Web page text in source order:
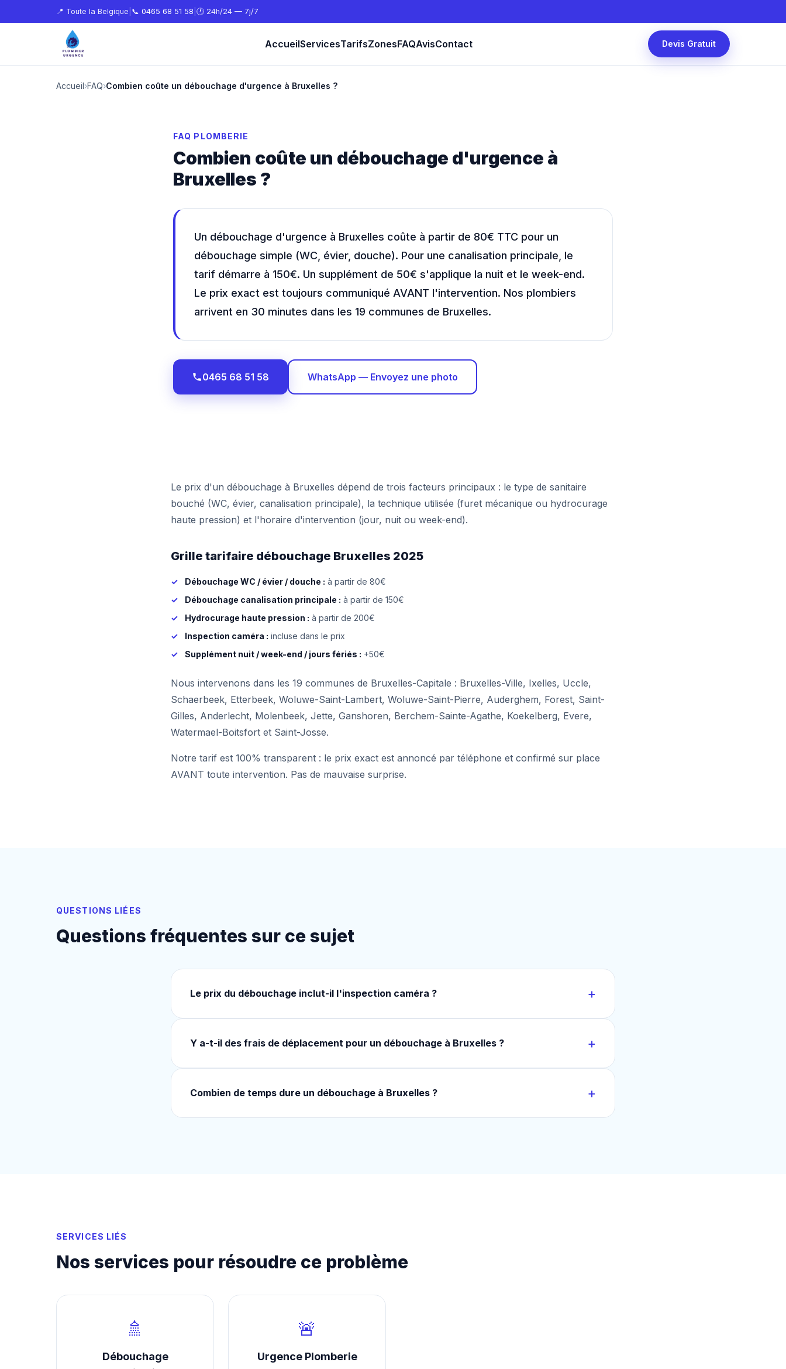
📍 Toute la Belgique 📞 0465 68 51 58 🕐 24h/24 — 7j/7
AccueilServicesTarifsZonesFAQAvisContact Devis Gratuit
Accueil›FAQ›Combien coûte un débouchage d'urgence à Bruxelles ?
FAQ PLOMBERIE
Combien coûte un débouchage d'urgence à
Bruxelles ?
Un débouchage d'urgence à Bruxelles coûte à partir de 80€ TTC pour un
débouchage simple (WC, évier, douche). Pour une canalisation principale, le
tarif démarre à 150€. Un supplément de 50€ s'applique la nuit et le week-end.
Le prix exact est toujours communiqué AVANT l'intervention. Nos plombiers
arrivent en 30 minutes dans les 19 communes de Bruxelles.
0465 68 51 58 WhatsApp — Envoyez une photo
Le prix d'un débouchage à Bruxelles dépend de trois facteurs principaux : le type de sanitaire
bouché (WC, évier, canalisation principale), la technique utilisée (furet mécanique ou hydrocurage
haute pression) et l'horaire d'intervention (jour, nuit ou week-end).
Grille tarifaire débouchage Bruxelles 2025
Débouchage WC / évier / douche : à partir de 80€
Débouchage canalisation principale : à partir de 150€
Hydrocurage haute pression : à partir de 200€
Inspection caméra : incluse dans le prix
Supplément nuit / week-end / jours fériés : +50€
Nous intervenons dans les 19 communes de Bruxelles-Capitale : Bruxelles-Ville, Ixelles, Uccle,
Schaerbeek, Etterbeek, Woluwe-Saint-Lambert, Woluwe-Saint-Pierre, Auderghem, Forest, Saint-
Gilles, Anderlecht, Molenbeek, Jette, Ganshoren, Berchem-Sainte-Agathe, Koekelberg, Evere,
Watermael-Boitsfort et Saint-Josse.
Notre tarif est 100% transparent : le prix exact est annoncé par téléphone et confirmé sur place
AVANT toute intervention. Pas de mauvaise surprise.
QUESTIONS LIÉES
Questions fréquentes sur ce sujet
Le prix du débouchage inclut-il l'inspection caméra ?
Y a-t-il des frais de déplacement pour un débouchage à Bruxelles ?
Combien de temps dure un débouchage à Bruxelles ?
SERVICES LIÉS
Nos services pour résoudre ce problème
🚿
Débouchage
🚨
Urgence Plomberie